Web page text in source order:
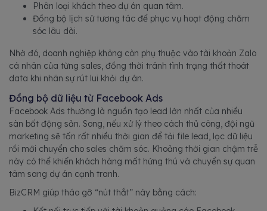
Phân loại khách theo dự án quan tâm.
Đồng bộ lịch sử tương tác để phục vụ hoạt động chăm
sóc lâu dài.
Nhờ đó, doanh nghiệp không còn phụ thuộc vào tài khoản Zalo
cá nhân của từng sales, đồng thời tránh tình trạng thất thoát
data khi nhân sự rút lui khỏi dự án.
Đồng bộ dữ liệu từ Facebook Ads
Facebook Ads thường là nguồn tạo lead lớn nhất của nhiều
sàn bất động sản. Song, nếu xử lý theo cách thủ công, đội ngũ
marketing sẽ tốn rất nhiều thời gian để tải file lead, lọc dữ liệu
rồi mới chuyển cho sales chăm sóc. Khoảng thời gian chậm trễ
này có thể khiến khách hàng mất hứng thú và chuyển sự quan
tâm sang dự án cạnh tranh.
BizCRM giúp tháo gỡ “nút thắt” này bằng cách: